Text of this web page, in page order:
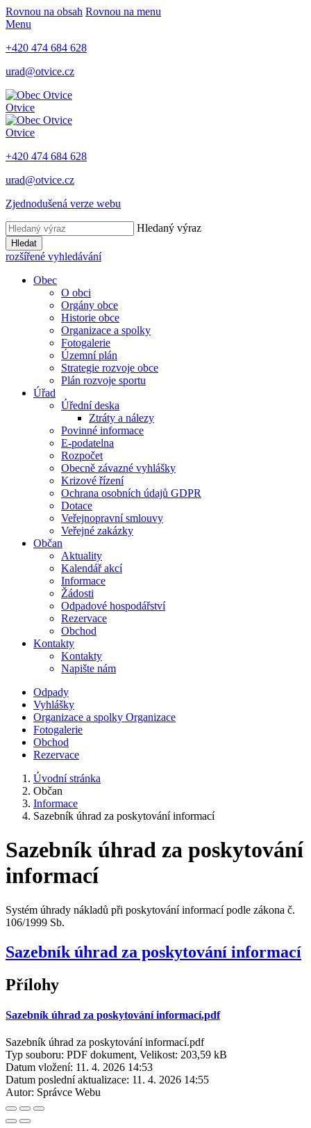
Rovnou na obsah Rovnou na menu
Menu
+420 474 684 628
urad@otvice.cz
Otvice
Otvice
+420 474 684 628
urad@otvice.cz
Zjednodušená verze webu
Hledaný výraz
Hledat
rozšířené vyhledávání
Obec
O obci
Orgány obce
Historie obce
Organizace a spolky
Fotogalerie
Územní plán
Strategie rozvoje obce
Plán rozvoje sportu
Úřad
Úřední deska
Ztráty a nálezy
Povinné informace
E-podatelna
Rozpočet
Obecně závazné vyhlášky
Krizové řízení
Ochrana osobních údajů GDPR
Dotace
Veřejnopravní smlouvy
Veřejné zakázky
Občan
Aktuality
Kalendář akcí
Informace
Žádosti
Odpadové hospodářství
Rezervace
Obchod
Kontakty
Kontakty
Napište nám
Odpady
Vyhlášky
Organizace a spolky Organizace
Fotogalerie
Obchod
Rezervace
Úvodní stránka
Občan
Informace
Sazebník úhrad za poskytování informací
Sazebník úhrad za poskytování
informací
Systém úhrady nákladů při poskytování informací podle zákona č.
106/1999 Sb.
Sazebník úhrad za poskytování informací
Přílohy
Sazebník úhrad za poskytování informací.pdf
Sazebník úhrad za poskytování informací.pdf
Typ souboru: PDF dokument, Velikost: 203,59 kB
Datum vložení: 11. 4. 2026 14:53
Datum poslední aktualizace: 11. 4. 2026 14:55
Autor: Správce Webu